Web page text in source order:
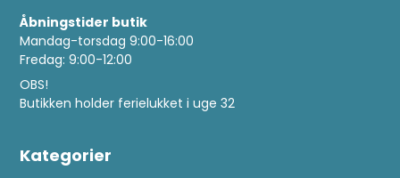
Åbningstider butik
Mandag-torsdag 9:00-16:00
Fredag: 9:00-12:00
OBS!
Butikken holder ferielukket i uge 32
Kategorier